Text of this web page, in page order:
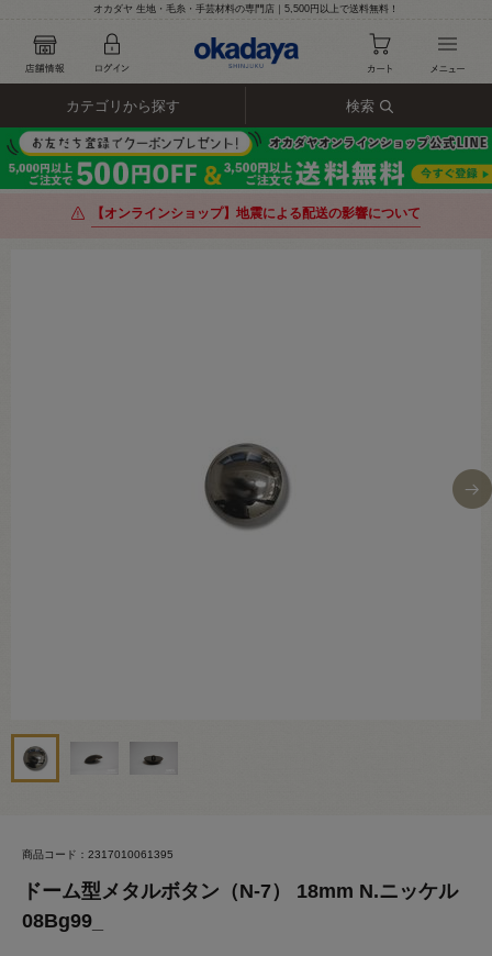
オカダヤ 生地・毛糸・手芸材料の専門店｜5,500円以上で送料無料！
カテゴリから探す 検索
【オンラインショップ】地震による配送の影響について
商品コード：2317010061395
ドーム型メタルボタン（N-7） 18mm N.ニッケル
08Bg99_